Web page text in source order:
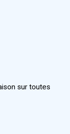
sur toutes